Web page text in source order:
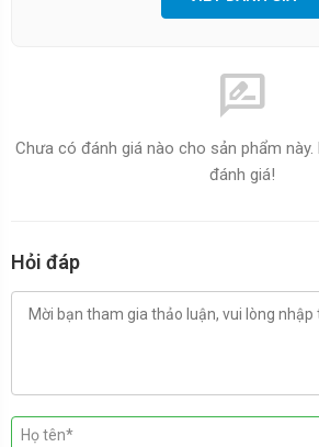
rate_review
Chưa có đánh giá nào cho sản phẩm
đánh giá!
Hỏi đáp